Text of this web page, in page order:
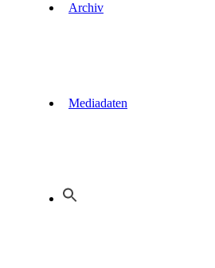
Archiv
Mediadaten